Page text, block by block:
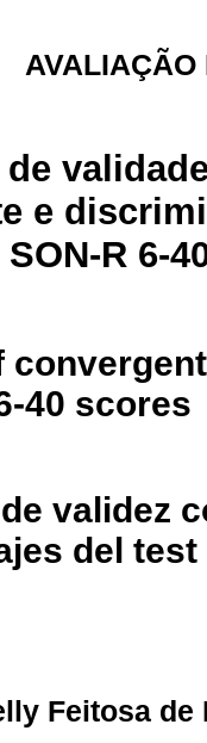
AVALIAÇÃO
e
R 6-
40 scores
validez
del test
Feitosa de